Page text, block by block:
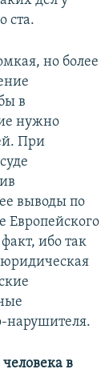
ста.
но более
в
нужно
При
выводы по
Европейского
ибо так
нарушителя.
в